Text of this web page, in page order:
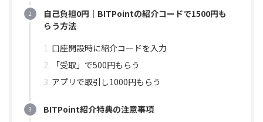
自己負担0円｜BITPointの紹介コードで1500円も
らう方法
口座開設時に紹介コードを入力
「受取」で500円もらう
アプリで取引し1000円もらう
BITPoint紹介特典の注意事項